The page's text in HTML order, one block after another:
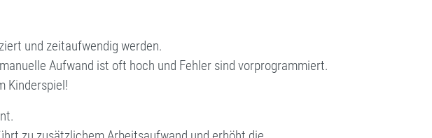
und zeitaufwendig werden.
Aufwand ist oft hoch und Fehler sind vorprogrammiert.
Kinderspiel!